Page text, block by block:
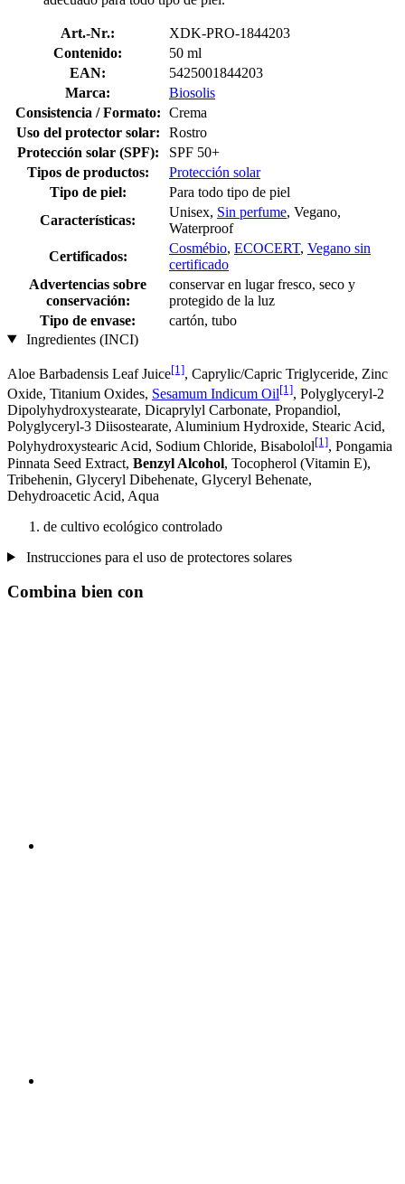
Art.-Nr.:
XDK-PRO-1844203
Contenido:
50 ml
EAN:
5425001844203
Marca:
Biosolis
Consistencia / Formato: Crema
Uso del protector solar:
Rostro
Protección solar (SPF):
SPF 50+
Tipos de productos:
Protección solar
Tipo de piel:
Para todo tipo de piel
Características:
Unisex, Sin perfume, Vegano,
Waterproof
Certificados:
Cosmébio, ECOCERT, Vegano sin
certificado
Advertencias sobre
conservación:
conservar en lugar fresco, seco y
protegido de la luz
Tipo de envase:
cartón, tubo
Ingredientes (INCI)
Aloe Barbadensis Leaf Juice[1], Caprylic/Capric Triglyceride, Zinc
Oxide, Titanium Oxides, Sesamum Indicum Oil[1], Polyglyceryl-2
Dipolyhydroxystearate, Dicaprylyl Carbonate, Propandiol,
Polyglyceryl-3 Diisostearate, Aluminium Hydroxide, Stearic Acid,
Polyhydroxystearic Acid, Sodium Chloride, Bisabolol[1], Pongamia
Pinnata Seed Extract, Benzyl Alcohol, Tocopherol (Vitamin E),
Tribehenin, Glyceryl Dibehenate, Glyceryl Behenate,
Dehydroacetic Acid, Aqua
de cultivo ecológico controlado
Instrucciones para el uso de protectores solares
Combina bien con